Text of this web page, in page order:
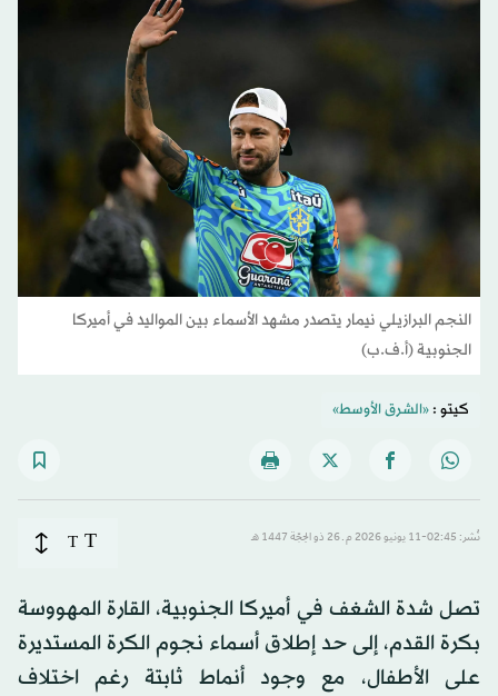
النجم البرازيلي نيمار يتصدر مشهد الأسماء بين المواليد في أميركا
الجنوبية (أ.ف.ب)
كيتو :«الشرق الأوسط»
نُشر: 02:45-11 يونيو 2026 م ـ 26 ذو الحِجّة 1447 هـ T
T
تصل شدة الشغف في أميركا الجنوبية، القارة المهووسة
بكرة القدم، إلى حد إطلاق أسماء نجوم الكرة المستديرة
على الأطفال، مع وجود أنماط ثابتة رغم اختلاف